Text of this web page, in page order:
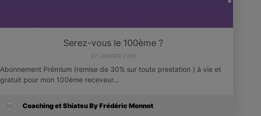
Serez-vous le 100ème ?
27 JANVIER 2018
Abonnement Prémium (remise de 30% sur toute prestation ) à vie et
gratuit pour mon 100ème receveur…
Coaching et Shiatsu By Frédéric Monnot